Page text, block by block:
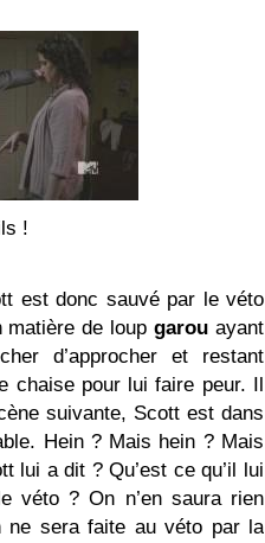
!
est donc sauvé par le véto
matière de loupgarou ayant
d’approcher et restant
chaise pour lui faire peur. Il
suivante, Scott est dans
Hein ? Mais hein ? Mais
lui a dit ? Qu’est ce qu’il lui
véto ? On n’en saura rien
ne sera faite au véto par la